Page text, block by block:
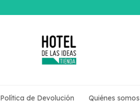
Política de Devolución Quiénes somos